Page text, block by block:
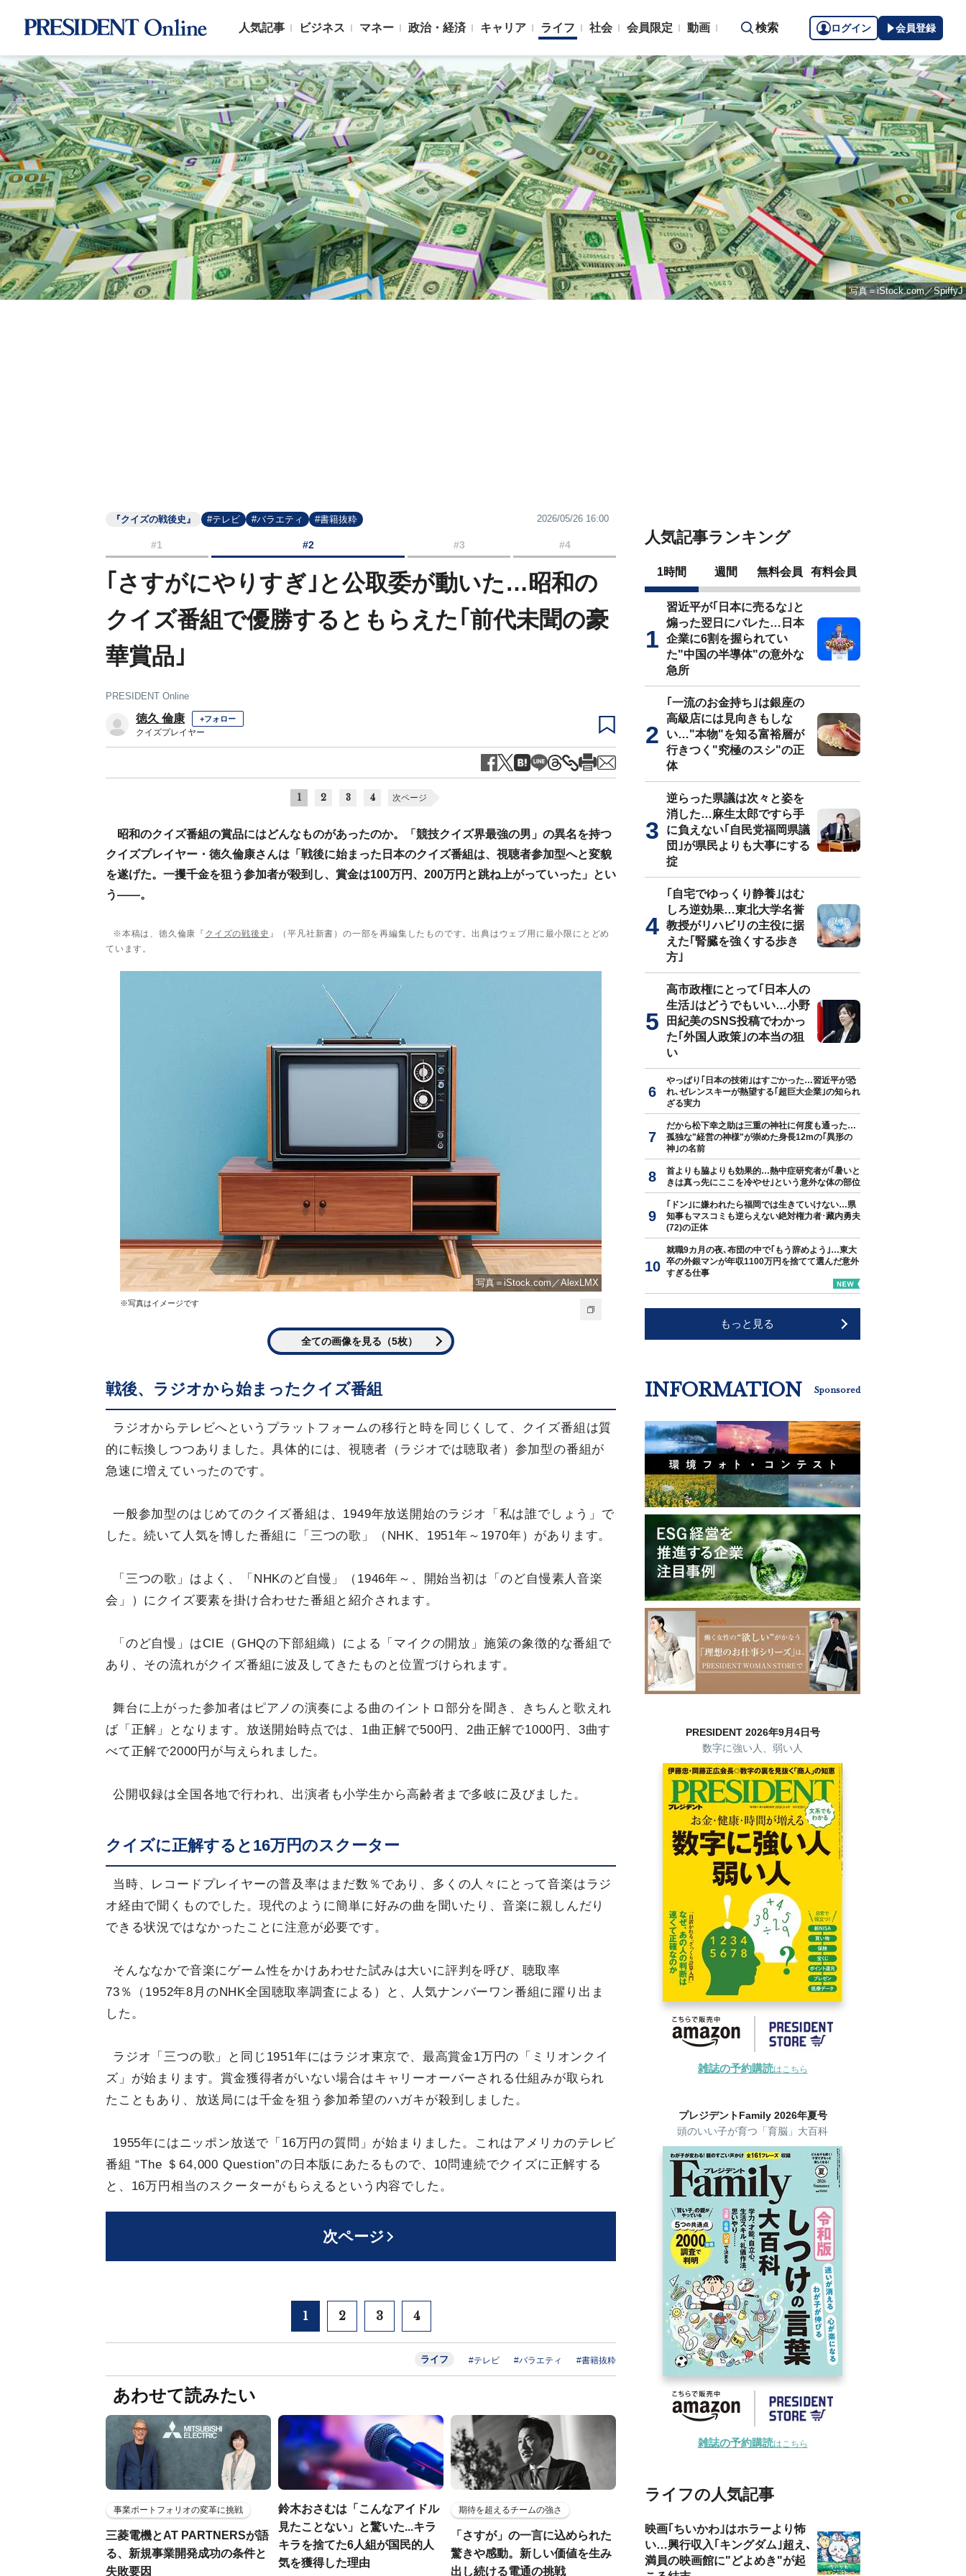
人気記事 ビジネス マネー 政治・経済 キャリア ライフ 社会 会員限定 動画 検索 ログイン 会員登録
写真＝iStock.com／SpiffyJ
『クイズの戦後史』 #テレビ #バラエティ #書籍抜粋 2026/05/26 16:00
#1 #2 #3 #4
｢さすがにやりすぎ｣と公取委が動いた…昭和の
クイズ番組で優勝するともらえた｢前代未聞の豪
華賞品｣
PRESIDENT Online
徳久 倫康 +フォロー
クイズプレイヤー
1 2 3 4 次ページ
昭和のクイズ番組の賞品にはどんなものがあったのか。「競技クイズ界最強の男」の異名を持つ
クイズプレイヤー・徳久倫康さんは「戦後に始まった日本のクイズ番組は、視聴者参加型へと変貌
を遂げた。一攫千金を狙う参加者が殺到し、賞金は100万円、200万円と跳ね上がっていった」とい
う――。
※本稿は、徳久倫康『 クイズの戦後史 』（平凡社新書）の一部を再編集したものです。出典はウェブ用に最小限にとどめ
ています。
写真＝iStock.com／AlexLMX
※写真はイメージです
全ての画像を見る（5枚）
戦後、ラジオから始まったクイズ番組
ラジオからテレビへというプラットフォームの移行と時を同じくして、クイズ番組は質
的に転換しつつありました。具体的には、視聴者（ラジオでは聴取者）参加型の番組が
急速に増えていったのです。
一般参加型のはじめてのクイズ番組は、1949年放送開始のラジオ「私は誰でしょう」で
した。続いて人気を博した番組に「三つの歌」（NHK、1951年～1970年）があります。
「三つの歌」はよく、「NHKのど自慢」（1946年～、開始当初は「のど自慢素人音楽
会」）にクイズ要素を掛け合わせた番組と紹介されます。
「のど自慢」はCIE（GHQの下部組織）による「マイクの開放」施策の象徴的な番組で
あり、その流れがクイズ番組に波及してきたものと位置づけられます。
舞台に上がった参加者はピアノの演奏による曲のイントロ部分を聞き、きちんと歌えれ
ば「正解」となります。放送開始時点では、1曲正解で500円、2曲正解で1000円、3曲す
べて正解で2000円が与えられました。
公開収録は全国各地で行われ、出演者も小学生から高齢者まで多岐に及びました。
クイズに正解すると16万円のスクーター
当時、レコードプレイヤーの普及率はまだ数％であり、多くの人々にとって音楽はラジ
オ経由で聞くものでした。現代のように簡単に好みの曲を聞いたり、音楽に親しんだり
できる状況ではなかったことに注意が必要です。
そんななかで音楽にゲーム性をかけあわせた試みは大いに評判を呼び、聴取率
73％（1952年8月のNHK全国聴取率調査による）と、人気ナンバーワン番組に躍り出ま
した。
ラジオ「三つの歌」と同じ1951年にはラジオ東京で、最高賞金1万円の「ミリオンクイ
ズ」が始まります。賞金獲得者がいない場合はキャリーオーバーされる仕組みが取られ
たこともあり、放送局には千金を狙う参加希望のハガキが殺到しました。
1955年にはニッポン放送で「16万円の質問」が始まりました。これはアメリカのテレビ
番組 “The ＄64,000 Question”の日本版にあたるもので、10問連続でクイズに正解する
と、16万円相当のスクーターがもらえるという内容でした。
次ページ
1 2 3 4
ライフ #テレビ #バラエティ #書籍抜粋
あわせて読みたい
事業ポートフォリオの変革に挑戦
三菱電機とAT PARTNERSが語
る、新規事業開発成功の条件と
失敗要因
鈴木おさむは「こんなアイドル
見たことない」と驚いた...キラ
キラを捨てた6人組が国民的人
気を獲得した理由
期待を超えるチームの強さ
「さすが」の一言に込められた
驚きや感動。新しい価値を生み
出し続ける電通の挑戦
人気記事ランキング
1時間 週間 無料会員 有料会員
習近平が｢日本に売るな｣と
煽った翌日にバレた…日本
企業に6割を握られてい
た"中国の半導体"の意外な
急所
｢一流のお金持ち｣は銀座の
高級店には見向きもしな
い…"本物"を知る富裕層が
行きつく"究極のスシ"の正
体
逆らった県議は次々と姿を
消した…麻生太郎ですら手
に負えない｢自民党福岡県議
団｣が県民よりも大事にする
掟
｢自宅でゆっくり静養｣はむ
しろ逆効果…東北大学名誉
教授がリハビリの主役に据
えた｢腎臓を強くする歩き
方｣
高市政権にとって｢日本人の
生活｣はどうでもいい…小野
田紀美のSNS投稿でわかっ
た｢外国人政策｣の本当の狙
い
やっぱり｢日本の技術｣はすごかった…習近平が恐
れ､ゼレンスキーが熱望する｢超巨大企業｣の知られ
ざる実力
だから松下幸之助は三重の神社に何度も通った…
孤独な"経営の神様"が崇めた身長12mの｢異形の
神｣の名前
首よりも脇よりも効果的…熱中症研究者が｢暑いと
きは真っ先にここを冷やせ｣という意外な体の部位
｢ドン｣に嫌われたら福岡では生きていけない…県
知事もマスコミも逆らえない絶対権力者･藏内勇夫
(72)の正体
就職9カ月の夜､布団の中で｢もう辞めよう｣…東大
卒の外銀マンが年収1100万円を捨てて選んだ意外
すぎる仕事
もっと見る
INFORMATION Sponsored
PRESIDENT 2026年9月4日号
数字に強い人、弱い人
雑誌の予約購読はこちら
プレジデントFamily 2026年夏号
頭のいい子が育つ「育脳」大百科
雑誌の予約購読はこちら
ライフの人気記事
映画｢ちいかわ｣はホラーより怖
い…興行収入｢キングダム｣超え､
満員の映画館に"どよめき"が起